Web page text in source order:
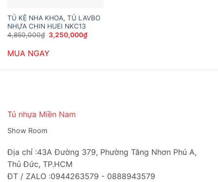
TỦ KỆ NHA KHOA, TỦ LAVBO
NHỰA CHIN HUEI NKC13
4,850,000₫ Giá
gốc
4,850,000₫.
3,250,000₫Giá
hiện
MUA NGAY
Tủ nhựa Miền Nam
Show Room
Địa chỉ :43A Đường 379, Phường Tăng Nhơn Phú A,
Thủ Đức, TP.HCM
ĐT / ZALO :0944263579 - 0888943579